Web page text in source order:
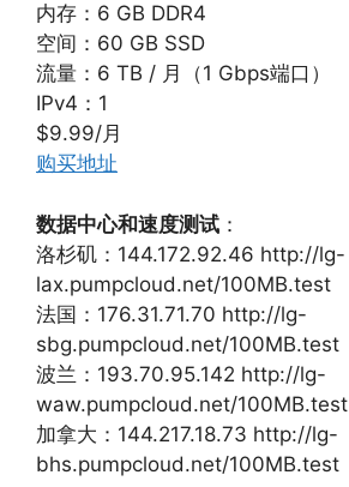
内存：6 GB DDR4
空间：60 GB SSD
流量：6 TB / 月（1 Gbps端口）
IPv4：1
$9.99/月
购买地址
数据中心和速度测试 ：
洛杉矶：144.172.92.46 http://lg-
lax.pumpcloud.net/100MB.test
法国：176.31.71.70 http://lg-
sbg.pumpcloud.net/100MB.test
波兰：193.70.95.142 http://lg-
waw.pumpcloud.net/100MB.test
加拿大：144.217.18.73 http://lg-
bhs.pumpcloud.net/100MB.test